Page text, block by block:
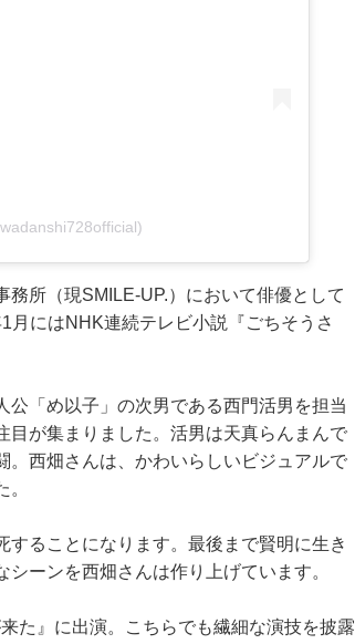
所（現SMILE-UP.）において俳優として
にはNHK連続テレビ小説『ごちそうさ
「め以子」の次男である西門活男を担当
目が集まりました。活男は天真らんまんで
西畑さんは、かわいらしいビジュアルで
ることになります。最後まで賢明に生き
ーンを西畑さんは作り上げています。
た』に出演。こちらでも繊細な演技を披露